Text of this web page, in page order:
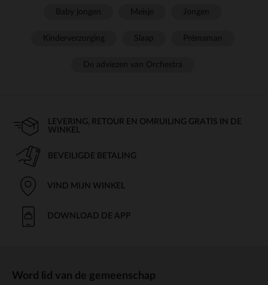
LEVERING, RETOUR EN OMRUILING GRATIS IN DE
WINKEL
BEVEILIGDE BETALING
VIND MIJN WINKEL
DOWNLOAD DE APP
Word lid van de gemeenschap